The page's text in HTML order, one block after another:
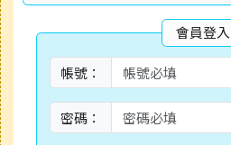
會員登入
帳號：
密碼：